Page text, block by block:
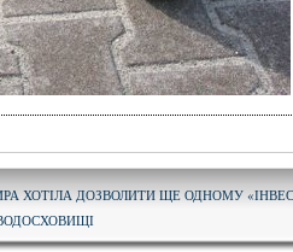
ХОТІЛА ДОЗВОЛИТИ ЩЕ ОДНОМУ